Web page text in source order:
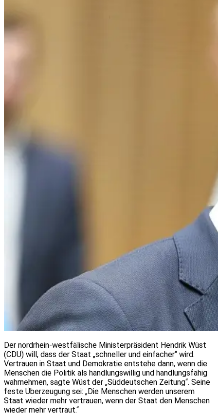
Der nordrhein-westfälische Ministerpräsident Hendrik Wüst
(CDU) will, dass der Staat „schneller und einfacher“ wird.
Vertrauen in Staat und Demokratie entstehe dann, wenn die
Menschen die Politik als handlungswillig und handlungsfähig
wahrnehmen, sagte Wüst der „Süddeutschen Zeitung“. Seine
feste Überzeugung sei: „Die Menschen werden unserem
Staat wieder mehr vertrauen, wenn der Staat den Menschen
wieder mehr vertraut.“